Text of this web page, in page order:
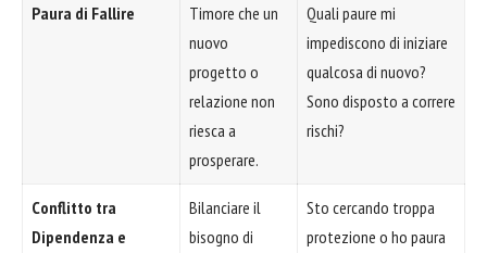
Paura di Fallire
Timore che un
nuovo
progetto o
relazione non
riesca a
prosperare.
Quali paure mi
impediscono di iniziare
qualcosa di nuovo?
Sono disposto a correre
rischi?
Conflitto tra
Dipendenza e
Bilanciare il
bisogno di
Sto cercando troppa
protezione o ho paura